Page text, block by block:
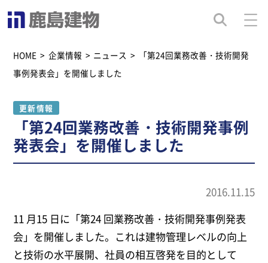
HOME > 企業情報 > ニュース >
「第24回業務改善・技術開発
事例発表会」を開催しました
更新情報
「第24回業務改善・技術開発事例
発表会」を開催しました
2016.11.15
11 月15 日に「第24 回業務改善・技術開発事例発表
会」を開催しました。これは建物管理レベルの向上
と技術の水平展開、社員の相互啓発を目的として